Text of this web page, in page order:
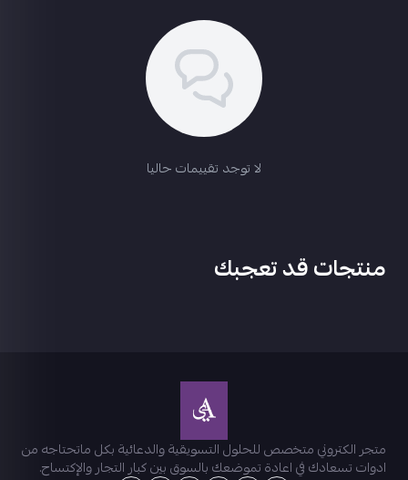
لا توجد تقييمات حاليا
منتجات قد تعجبك
متجر الكتروني متخصص للحلول التسويقية والدعائية بكل ماتحتاجه من
ادوات تسعادك في اعادة تموضعك بالسوق بين كبار التجار والإكتساح.